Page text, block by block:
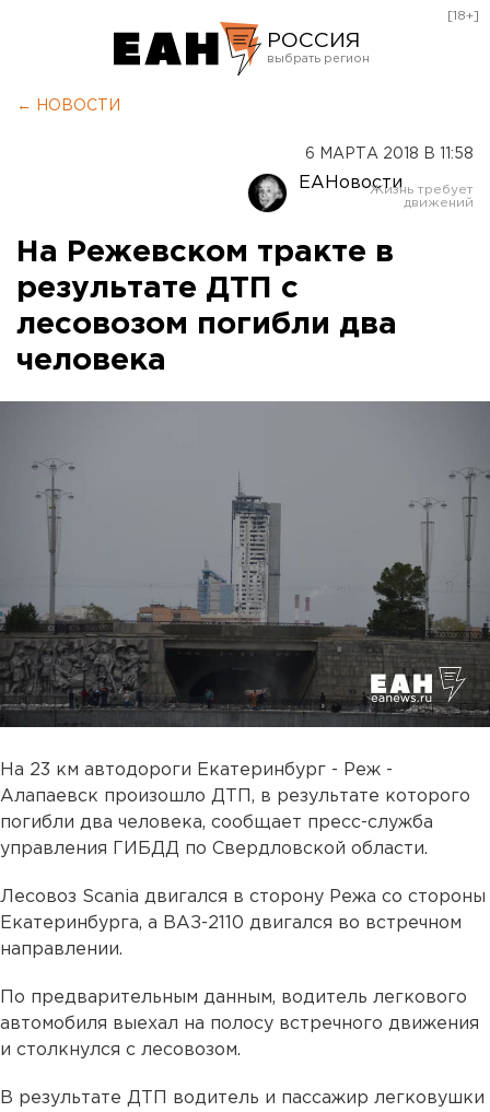
РОССИЯ
Оренбург
[18+]
← НОВОСТИ
6 МАРТА 2018 В 11:58
ЕАНовости
На Режевском тракте в
результате ДТП с
лесовозом погибли два
человека
На 23 км автодороги Екатеринбург - Реж -
Алапаевск произошло ДТП, в результате которого
погибли два человека, сообщает пресс-служба
управления ГИБДД по Свердловской области.
Лесовоз Scania двигался в сторону Режа со стороны
Екатеринбурга, а ВАЗ-2110 двигался во встречном
направлении.
По предварительным данным, водитель легкового
автомобиля выехал на полосу встречного движения
и столкнулся с лесовозом.
В результате ДТП водитель и пассажир легковушки